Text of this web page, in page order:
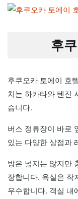
후
후쿠오카 토에이 호
치는 하카타와 텐진
습니다.
버스 정류장이 바로
있는 다양한 상점과
방은 넓지는 않지만
장합니다. 욕실은 작
우수합니다. 객실 내